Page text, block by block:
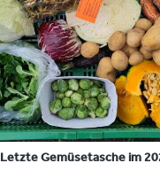
Letzte Gemüsetasche im